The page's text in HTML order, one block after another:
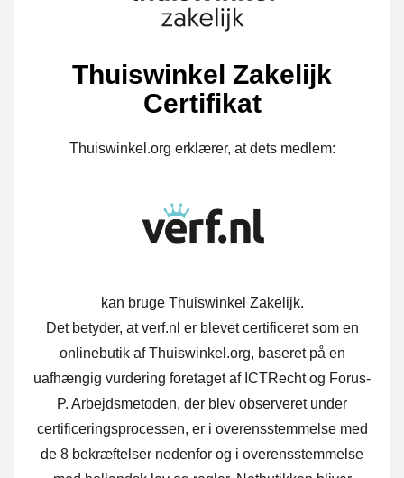
Thuiswinkel Zakelijk
Certifikat
Thuiswinkel.org erklærer, at dets medlem:
kan bruge Thuiswinkel Zakelijk.
Det betyder, at verf.nl er blevet certificeret som en
onlinebutik af Thuiswinkel.org, baseret på en
uafhængig vurdering foretaget af ICTRecht og Forus-
P. Arbejdsmetoden, der blev observeret under
certificeringsprocessen, er i overensstemmelse med
de 8 bekræftelser nedenfor og i overensstemmelse